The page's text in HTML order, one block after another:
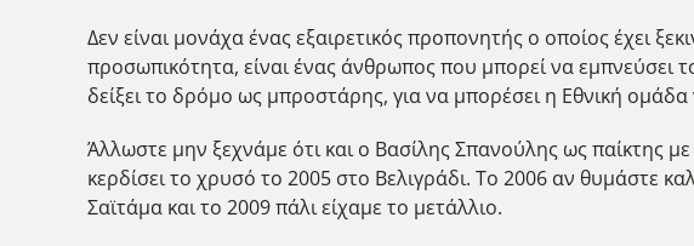
Δεν είναι μονάχα ένας εξαιρετικός προπονητής ο οποίος έχει
προσωπικότητα, είναι ένας άνθρωπος που μπορεί να εμπνεύσει
δείξει το δρόμο ως μπροστάρης, για να μπορέσει η Εθνική ομάδα
Άλλωστε μην ξεχνάμε ότι και ο Βασίλης Σπανούλης ως παίκτης
κερδίσει το χρυσό το 2005 στο Βελιγράδι. Το 2006 αν θυμάστε
Σαϊτάμα και το 2009 πάλι είχαμε το μετάλλιο.